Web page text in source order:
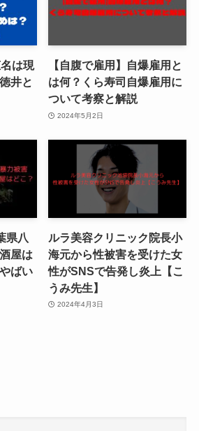
は現
井と
【自腹で雇用】自爆雇用と
は何？くら寿司自爆雇用に
ついて考察と解説
2024年5月2日
県八
屋は
ばい
ルラ美容クリニック院長小
海元から性被害を受けた女
性がSNSで告発し炎上【こ
うみ先生】
2024年4月3日